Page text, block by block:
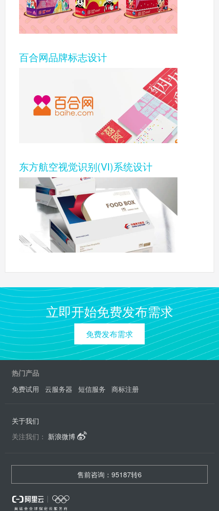
百合网品牌标志设计
东方航空视觉识别(VI)系统设计
立即开始免费发布需求
免费发布需求
热门产品
免费试用
云服务器 短信服务 商标注册
关于我们
关注我们： 新浪微博
售前咨询：95187转6